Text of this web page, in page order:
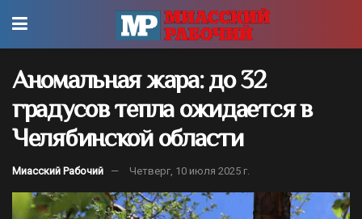
Аномальная жара: до 32
градусов тепла ожидается в
Челябинской области
Миасский Рабочий Четверг, 10 июля 2025 г.